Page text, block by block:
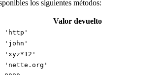
los siguientes métodos:
Valor devuelto
'http'
'john'
'xyz*12'
'nette.org'